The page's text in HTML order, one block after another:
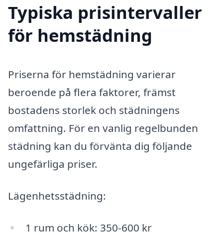
Typiska prisintervaller
för hemstädning
Priserna för hemstädning varierar
beroende på flera faktorer, främst
bostadens storlek och städningens
omfattning. För en vanlig regelbunden
städning kan du förvänta dig följande
ungefärliga priser.
Lägenhetsstädning:
1 rum och kök: 350-600 kr